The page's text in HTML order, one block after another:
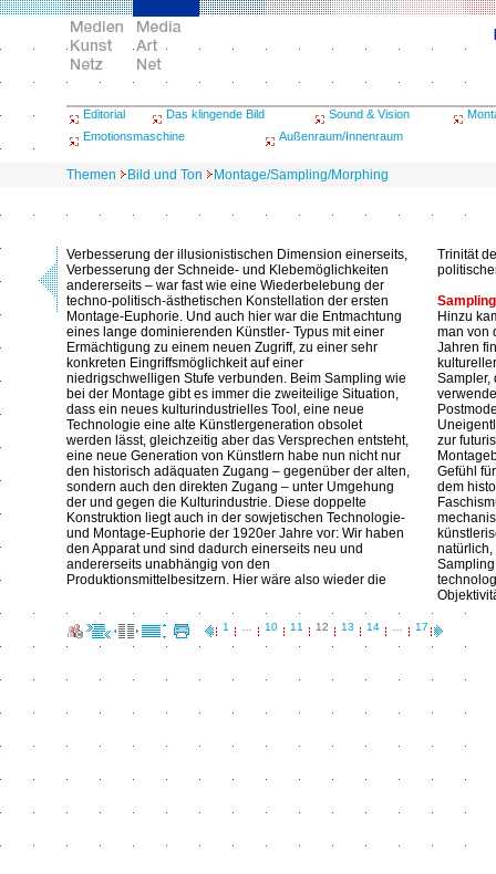
Editorial Das klingende Bild Sound & Vision
Emotionsmaschine
Außenraum/Innenraum
Themen Bild und Ton Montage/Sampling/Morphing
Verbesserung der illusionistischen Dimension einerseits,
Verbesserung der Schneide- und Klebemöglichkeiten
andererseits – war fast wie eine Wiederbelebung der
techno-politisch-ästhetischen Konstellation der ersten
Montage-Euphorie. Und auch hier war die Entmachtung
eines lange dominierenden Künstler- Typus mit einer
Ermächtigung zu einem neuen Zugriff, zu einer sehr
konkreten Eingriffsmöglichkeit auf einer
niedrigschwelligen Stufe verbunden. Beim Sampling wie
bei der Montage gibt es immer die zweiteilige Situation,
dass ein neues kulturindustrielles Tool, eine neue
Technologie eine alte Künstlergeneration obsolet
werden lässt, gleichzeitig aber das Versprechen entsteht,
eine neue Generation von Künstlern habe nun nicht nur
den historisch adäquaten Zugang – gegenüber der alten,
sondern auch den direkten Zugang – unter Umgehung
der und gegen die Kulturindustrie. Diese doppelte
Konstruktion liegt auch in der sowjetischen Technologie-
und Montage-Euphorie der 1920er Jahre vor: Wir haben
den Apparat und sind dadurch einerseits neu und
andererseits unabhängig von den
Produktionsmittelbesitzern. Hier wäre also wieder die
Trinität
Hinzu
man von
Jahren
Sampler,
zur
Gefühl
dem
natürlich,
1 10 11 12 13 14 17